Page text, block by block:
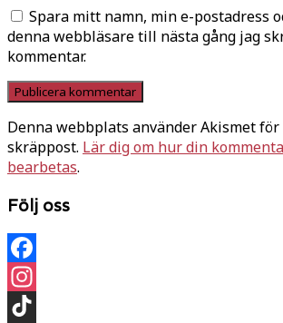
Spara mitt namn, min e-postadress
denna webbläsare till nästa gång jag
kommentar.
Denna webbplats använder Akismet
skräppost. Lär dig om hur din
bearbetas.
Följ oss
Facebook
Instagram